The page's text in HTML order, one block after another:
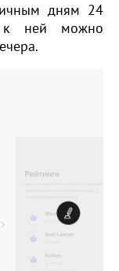
дням 24
к ней можно